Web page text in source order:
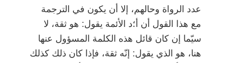
عدد الرواة وحالهم، إلا أن يكون في الترجمة
مع هذا القول أن أ؛د الأئمة يقول: هو ثقة، لا
سيّما إن كان قائل هذه الكلمة المسؤول عنها
هنا، هو الذي يقول: إنّه ثقة، فإذا كان ذلك كذلك